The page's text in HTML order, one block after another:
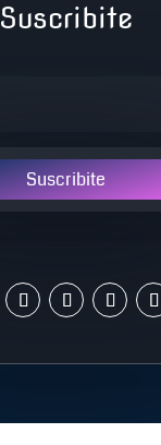
Suscribite
Suscribite